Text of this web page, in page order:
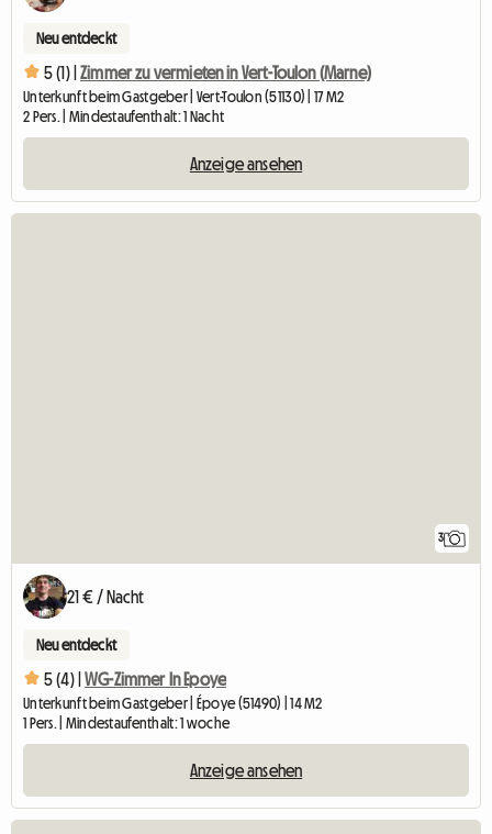
Neu entdeckt
5 (1) | Zimmer zu vermieten in Vert-Toulon (Marne)
Unterkunft beim Gastgeber | Vert-Toulon (51130) | 17 M2
2 Pers. | Mindestaufenthalt: 1 Nacht
Anzeige ansehen
3
21 € / Nacht
Neu entdeckt
5 (4) | WG-Zimmer In Epoye
Unterkunft beim Gastgeber | Époye (51490) | 14 M2
1 Pers. | Mindestaufenthalt: 1 woche
Anzeige ansehen